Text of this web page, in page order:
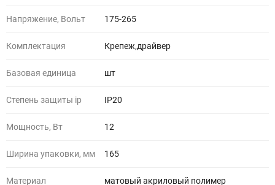
Напряжение, Вольт 175-265
Комплектация Крепеж,драйвер
Базовая единица шт
Степень защиты ip IP20
Мощность, Вт 12
Ширина упаковки, мм 165
Материал матовый акриловый полимер